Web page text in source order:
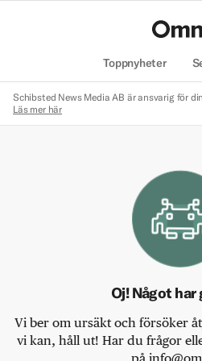
Toppnyheter
Schibsted News Media AB är ansvarig för
Läs mer här
Oj! Något
Vi ber om ursäkt och försöker
vi kan, håll ut! Har du frågor